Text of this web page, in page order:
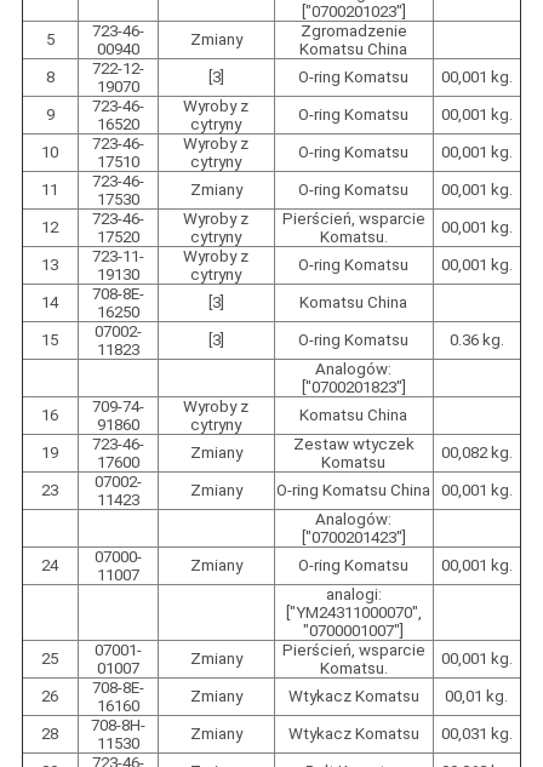
["0700201023"]
5
723-46-
00940
Zmiany
Zgromadzenie
Komatsu China
8
722-12-
19070
[3] O-ring Komatsu 00,001 kg.
9
723-46-
16520
Wyroby z
cytryny
O-ring Komatsu 00,001 kg.
10
723-46-
17510
Wyroby z
cytryny
O-ring Komatsu 00,001 kg.
11
723-46-
17530
Zmiany O-ring Komatsu 00,001 kg.
12
723-46-
17520
Wyroby z
cytryny
Pierścień, wsparcie
Komatsu.
00,001 kg.
13
723-11-
19130
Wyroby z
cytryny
O-ring Komatsu 00,001 kg.
14
708-8E-
16250
[3] Komatsu China
15
07002-
11823
[3] O-ring Komatsu
0.36 kg.
Analogów:
["0700201823"]
16
709-74-
91860
Wyroby z
cytryny
Komatsu China
19
723-46-
17600
Zmiany
Zestaw wtyczek
Komatsu
00,082 kg.
23
07002-
11423
Zmiany O-ring Komatsu China
00,001 kg.
Analogów:
["0700201423"]
24
07000-
11007
Zmiany O-ring Komatsu
00,001 kg.
analogi:
["YM24311000070",
"0700001007"]
25
07001-
01007
Zmiany
Pierścień, wsparcie
Komatsu.
00,001 kg.
26
708-8E-
16160
Zmiany Wtykacz Komatsu 00,01 kg.
28
708-8H-
11530
Zmiany Wtykacz Komatsu 00,031 kg.
723-46-